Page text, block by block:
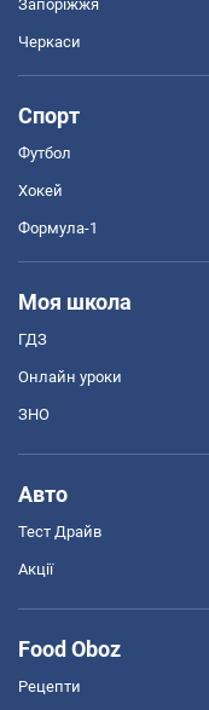
Запоріжжя
Черкаси
Спорт
Футбол
Хокей
Формула-1
Моя школа
ГДЗ
Онлайн уроки
ЗНО
Авто
Тест Драйв
Акції
Food Oboz
Рецепти